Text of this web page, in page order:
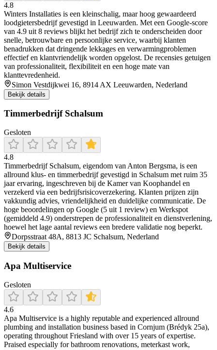
4.8
Winters Installaties is een kleinschalig, maar hoog gewaardeerd
loodgietersbedrijf gevestigd in Leeuwarden. Met een Google-score
van 4.9 uit 8 reviews blijkt het bedrijf zich te onderscheiden door
snelle, betrouwbare en persoonlijke service, waarbij klanten
benadrukken dat dringende lekkages en verwarmingproblemen
effectief en klantvriendelijk worden opgelost. De recensies getuigen
van professionaliteit, flexibiliteit en een hoge mate van
klanttevredenheid.
Simon Vestdijkwei 16, 8914 AX Leeuwarden, Nederland
Bekijk details
Timmerbedrijf Schalsum
Gesloten
4.8
Timmerbedrijf Schalsum, eigendom van Anton Bergsma, is een
allround klus- en timmerbedrijf gevestigd in Schalsum met ruim 35
jaar ervaring, ingeschreven bij de Kamer van Koophandel en
verzekerd via een bedrijfsrisicoverzekering. Klanten prijzen zijn
vakkundig advies, vriendelijkheid en duidelijke communicatie. De
hoge beoordelingen op Google (5 uit 1 review) en Werkspot
(gemiddeld 4.9) onderstrepen de professionaliteit en dienstverlening,
hoewel het lage aantal reviews een bredere validatie nog beperkt.
Dorpsstraat 48A, 8813 JC Schalsum, Nederland
Bekijk details
Apa Multiservice
Gesloten
4.6
Apa Multiservice is a highly reputable and experienced allround
plumbing and installation business based in Cornjum (Brédyk 25a),
operating throughout Friesland with over 15 years of expertise.
Praised especially for bathroom renovations, meterkast work,